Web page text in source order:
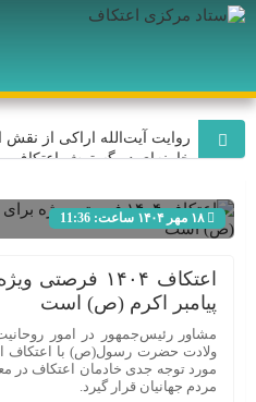
روایت آیت‌الله اراکی از نقش
خامنه‌ای در گسترش اعتکاف
اعتکاف با هدایت امام شهید
جریان عظیم اجتماعی و
روایت سردار فلاح‌زاده از نقش
در شکوفایی اعتکاف
اعتکاف به برکت هدایت‌های
۱۸ مهر ۱۴۰۴ ساعت: 11:36
اعتکاف ۱۴۰۴
پیامبر اکرم (ص) است
ولادت حضرت رسول(ص) با اعتکاف
مورد توجه جدی خادمان اعتکاف در
مردم جهانیان قرار گیرد.